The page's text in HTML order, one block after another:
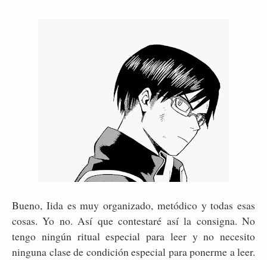
Bueno, Iida es muy organizado, metódico y todas esas
cosas. Yo no. Así que contestaré así la consigna. No
tengo ningún ritual especial para leer y no necesito
ninguna clase de condición especial para ponerme a leer.